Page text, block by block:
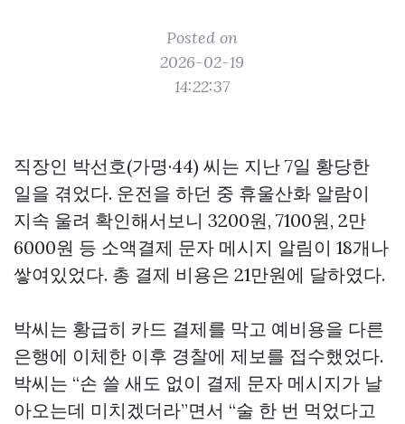
Posted on
2026-02-19
14:22:37
직장인 박선호(가명·44) 씨는 지난 7일 황당한
일을 겪었다. 운전을 하던 중 휴울산화 알람이
지속 울려 확인해서보니 3200원, 7100원, 2만
6000원 등 소액결제 문자 메시지 알림이 18개나
쌓여있었다. 총 결제 비용은 21만원에 달하였다.
박씨는 황급히 카드 결제를 막고 예비용을 다른
은행에 이체한 이후 경찰에 제보를 접수했었다.
박씨는 “손 쓸 새도 없이 결제 문자 메시지가 날
아오는데 미치겠더라”면서 “술 한 번 먹었다고